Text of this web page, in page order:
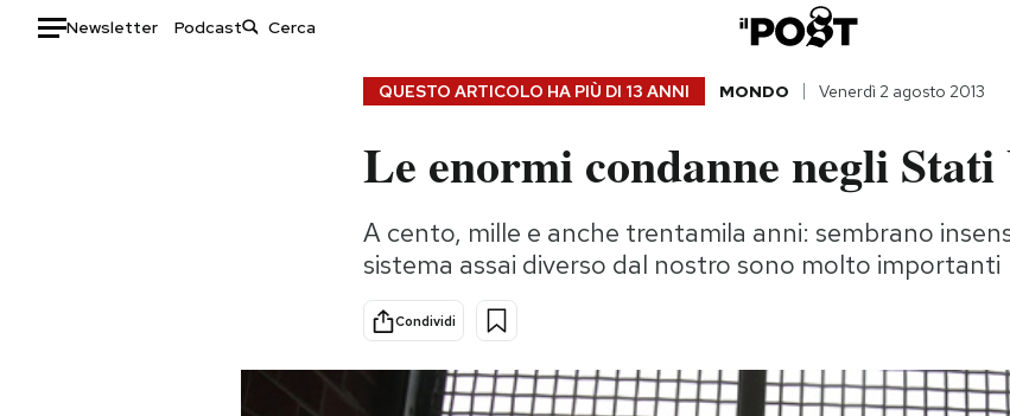
Newsletter Podcast
Consumismi
Storie/Idee
Ok Boomer!
Media
Europa
QUESTO ARTICOLO HA PIÙ DI 13 ANNI MONDO Venerdì 2 agosto 2013
Le enormi condanne negli
A cento, mille e anche trentamila anni: sembrano
sistema assai diverso dal nostro sono molto importanti
Condividi